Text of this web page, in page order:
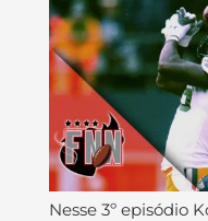
Nesse 3º episódio